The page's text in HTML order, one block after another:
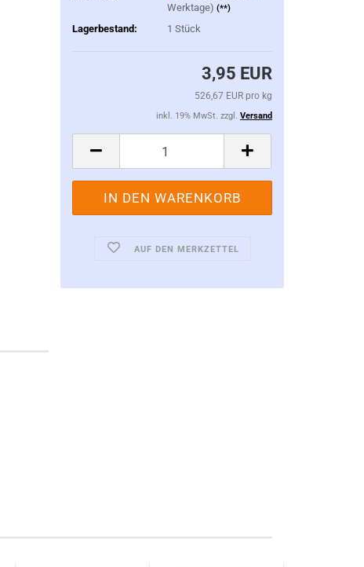
Werktage)(**)
Lagerbestand: 1Stück
3,95 EUR
526,67 EUR pro kg
inkl. 19% MwSt. zzgl. Versand
AUF DEN MERKZETTEL